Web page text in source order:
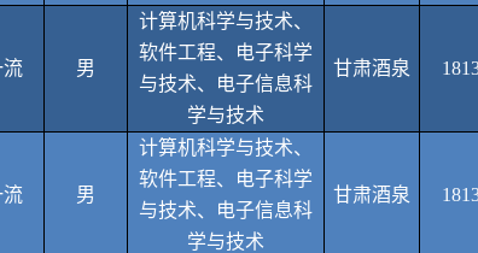
流 男
计算机科学与技术、
软件工程、电子科学
与技术、电子信息科
学与技术
甘肃酒泉
男
计算机科学与技术、
软件工程、电子科学
与技术、电子信息科
学与技术
甘肃酒泉